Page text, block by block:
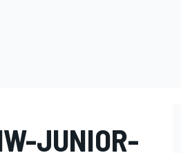
JUNIOR-